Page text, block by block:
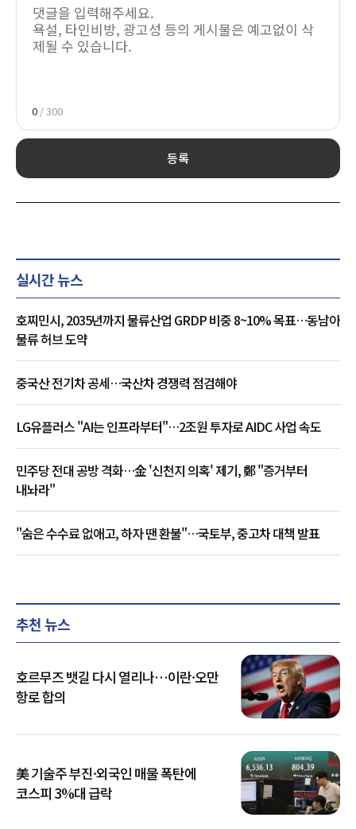
0 / 300
등록
실시간 뉴스
호찌민시, 2035년까지 물류산업 GRDP 비중 8~10% 목표…동남아
물류 허브 도약
중국산 전기차 공세…국산차 경쟁력 점검해야
LG유플러스 "AI는 인프라부터"…2조원 투자로 AIDC 사업 속도
민주당 전대 공방 격화…金 '신천지 의혹' 제기, 鄭 "증거부터
내놔라"
"숨은 수수료 없애고, 하자 땐 환불"…국토부, 중고차 대책 발표
추천 뉴스
호르무즈 뱃길 다시 열리나…이란·오만
항로 합의
美 기술주 부진·외국인 매물 폭탄에
코스피 3%대 급락